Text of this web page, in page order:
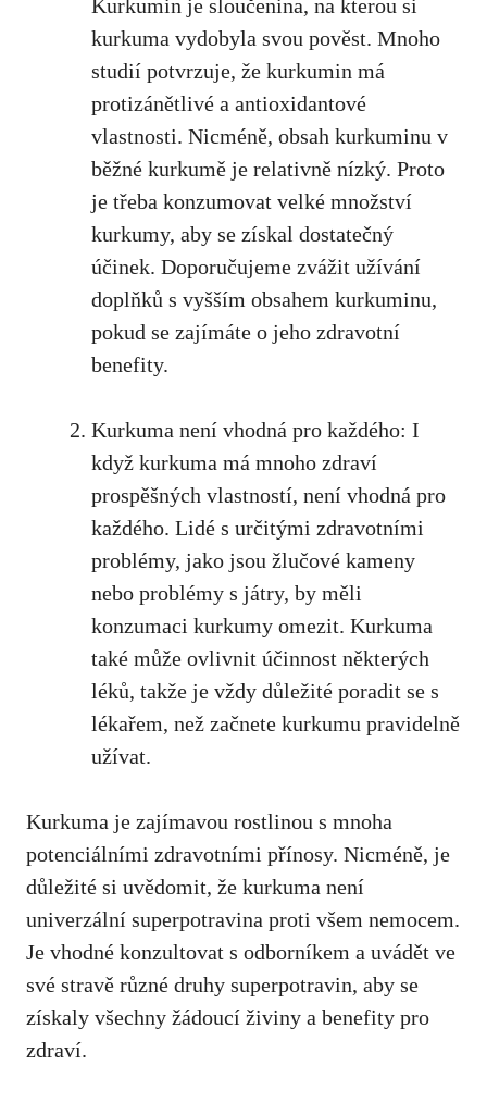
Kurkumin je sloučenina, na ​kterou si
kurkuma vydobyla⁤ svou pověst. Mnoho
studií ‍potvrzuje, že kurkumin má
⁣protizánětlivé ⁢a antioxidantové
vlastnosti. Nicméně, obsah kurkuminu v
běžné‍ kurkumě je⁤ relativně nízký. Proto
je ​třeba konzumovat velké množství
kurkumy,​ aby se‍ získal dostatečný
účinek. Doporučujeme zvážit užívání
doplňků s‌ vyšším⁣ obsahem kurkuminu,
pokud se zajímáte o⁢ jeho zdravotní
benefity.
Kurkuma není vhodná pro každého:‍ I
když ⁤kurkuma má mnoho zdraví ​
prospěšných vlastností, není vhodná pro
každého. Lidé s​ určitými zdravotními
problémy, ⁣jako jsou ⁢žlučové kameny‌
nebo problémy s játry,​ by měli⁣
konzumaci kurkumy omezit. Kurkuma
také může ovlivnit účinnost​ některých
léků, takže ‍je vždy důležité ⁣poradit se‍ s‍
lékařem, než začnete kurkumu pravidelně
užívat.
Kurkuma je zajímavou rostlinou ⁣s mnoha
potenciálními zdravotními ⁤přínosy.⁢ Nicméně, je
důležité si uvědomit, že kurkuma není
univerzální superpotravina proti všem nemocem.
Je vhodné konzultovat s odborníkem a uvádět ve
své stravě různé⁤ druhy superpotravin, aby se
získaly všechny ‍žádoucí živiny ⁣a benefity pro
zdraví.